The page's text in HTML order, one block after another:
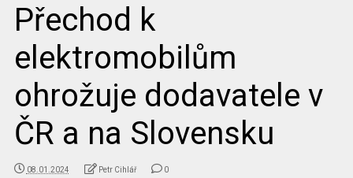
Přechod k
elektromobilům
ohrožuje dodavatele v
ČR a na Slovensku
08.01.2024 Petr Cihlář 0